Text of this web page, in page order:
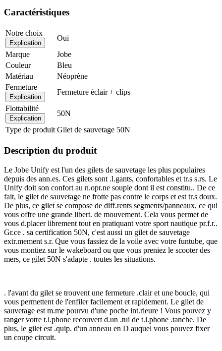
Caractéristiques
Notre choix
Explication
Oui
Marque
Jobe
Couleur
Bleu
Matériau
Néoprène
Fermeture
Explication
Fermeture éclair + clips
Flottabilité
Explication
50N
Type de produit Gilet de sauvetage 50N
Description du produit
Le Jobe Unify est l'un des gilets de sauvetage les plus populaires
depuis des ann.es. Ces gilets sont .l.gants, confortables et tr.s s.rs. Le
Unify doit son confort au n.opr.ne souple dont il est constitu.. De ce
fait, le gilet de sauvetage ne frotte pas contre le corps et est tr.s doux.
De plus, ce gilet se compose de diff.rents segments/panneaux, ce qui
vous offre une grande libert. de mouvement. Cela vous permet de
vous d.placer librement tout en pratiquant votre sport nautique pr.f.r..
Gr.ce . sa certification 50N, c'est aussi un gilet de sauvetage
extr.mement s.r. Que vous fassiez de la voile avec votre funtube, que
vous montiez sur le wakeboard ou que vous preniez le scooter des
mers, ce gilet 50N s'adapte . toutes les situations.
. l'avant du gilet se trouvent une fermeture .clair et une boucle, qui
vous permettent de l'enfiler facilement et rapidement. Le gilet de
sauvetage est m.me pourvu d'une poche int.rieure ! Vous pouvez y
ranger votre t.l.phone recouvert d.un .tui de t.l.phone .tanche. De
plus, le gilet est .quip. d'un anneau en D auquel vous pouvez fixer
un coupe circuit.